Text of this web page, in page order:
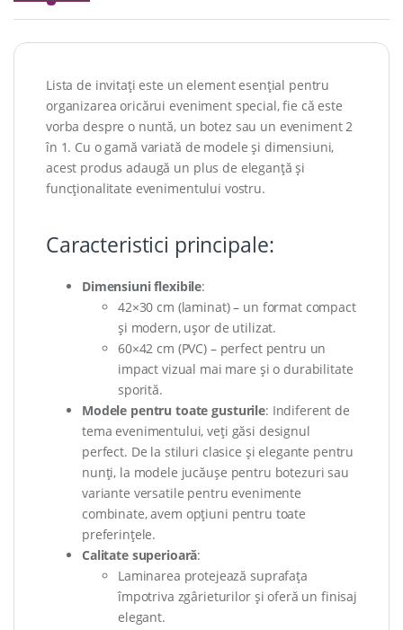
Lista de invitați este un element esențial pentru
organizarea oricărui eveniment special, fie că este
vorba despre o nuntă, un botez sau un eveniment 2
în 1. Cu o gamă variată de modele și dimensiuni,
acest produs adaugă un plus de eleganță și
funcționalitate evenimentului vostru.
Caracteristici principale:
Dimensiuni flexibile:
42×30 cm (laminat) – un format compact
și modern, ușor de utilizat.
60×42 cm (PVC) – perfect pentru un
impact vizual mai mare și o durabilitate
sporită.
Modele pentru toate gusturile: Indiferent de
tema evenimentului, veți găsi designul
perfect. De la stiluri clasice și elegante pentru
nunți, la modele jucăușe pentru botezuri sau
variante versatile pentru evenimente
combinate, avem opțiuni pentru toate
preferințele.
Calitate superioară:
Laminarea protejează suprafața
împotriva zgârieturilor și oferă un finisaj
elegant.